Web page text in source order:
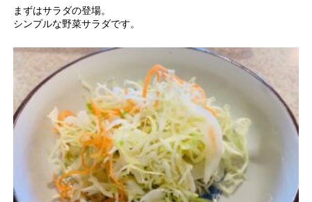
まずはサラダの登場。
シンプルな野菜サラダです。